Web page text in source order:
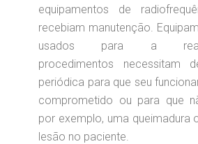
equipamentos de
recebiam manutenção.
usados para a
procedimentos necessitam
periódica para que seu
comprometido ou para que
por exemplo, uma queimadura
lesão no paciente.